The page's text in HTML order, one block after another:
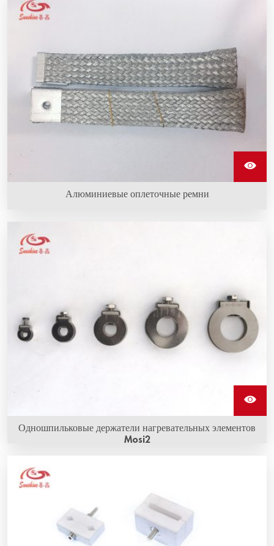
для надежного крепления оплетки провода к
нагревательным элементам из карбида кремния.
Алюминиевые оплеточные ремни
нескольких нитей алюминиевой проволоки, гибкие и
высокопроводящие, и используются для подключения
Одношпильковые держатели нагревательных элементов
Mosi2